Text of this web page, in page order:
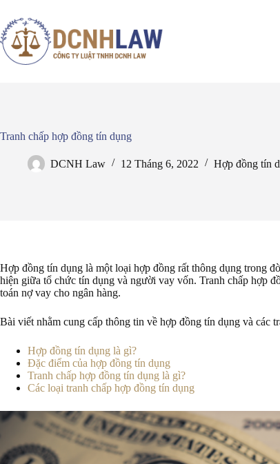
đến
phần
nội
dung
Tranh chấp hợp đồng tín dụng
DCNH Law 12 Tháng 6, 2022 Hợp đồng tín
Hợp đồng tín dụng là một loại hợp đồng rất thông dụng trong
hiện giữa tổ chức tín dụng và người vay vốn. Tranh chấp hợp
toán nợ vay cho ngân hàng.
Bài viết nhằm cung cấp thông tin về hợp đồng tín dụng và các
Hợp đồng tín dụng là gì?
Đặc điểm của hợp đồng tín dụng
Tranh chấp hợp đồng tín dụng là gì?
Các loại tranh chấp hợp đồng tín dụng